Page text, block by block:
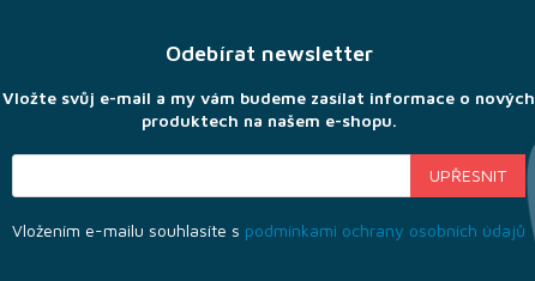
Odebírat newsletter
Vložte svůj e-mail a my vám budeme zasílat informace o nových
produktech na našem e-shopu.
Vložením e-mailu souhlasíte s podmínkami ochrany osobních údajů